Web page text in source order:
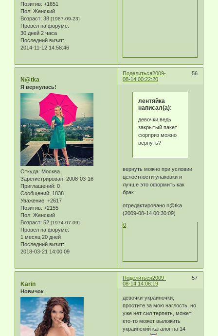
Позитив: +1651
Пол: Женский
Возраст: 38 [1987-09-23]
Провел на форуме:
30 дней 2 часа
Последний визит:
2014-11-12 14:58:46
Поделиться 56
2009-
08-14 00:22:20
N@tka
Я вернулась!
Откуда: Москва
Зарегистрирован: 2008-03-16
Приглашений: 0
Сообщений: 1838
Уважение: +2617
Позитив: +2155
Пол: Женский
Возраст: 52 [1974-07-09]
Провел на форуме:
1 месяц 20 дней
Последний визит:
2018-03-21 14:00:09
лентяйка
написал(а):
девочки,ведь
закрытый пакет
сюрприз можно
вернуть?
вернуть можно при условии
целостности упаковки и
лучше это оформить как
брак.
отредактировано n@tka
(2009-08-14 00:30:09)
0
Поделиться 57
2009-
08-14 14:06:19
Karin
Новичок
девочки-украиночки,
простите за мою наглость, но
уже нет сил терпеть, может
кто-то может выложить
украинский каталог на 14